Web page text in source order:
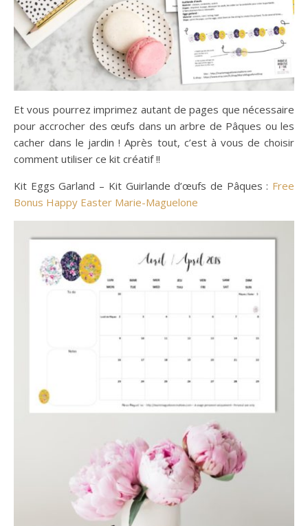
Et vous pourrez imprimez autant de pages que nécessaire
pour accrocher des œufs dans un arbre de Pâques ou les
cacher dans le jardin ! Après tout, c’est à vous de choisir
comment utiliser ce kit créatif !!
Kit Eggs Garland – Kit Guirlande d’œufs de Pâques : Free
Bonus Happy Easter Marie-Maguelone